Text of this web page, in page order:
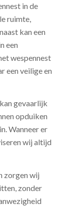
in de
ruimte,
kan een
een
wespennest
een veilige en
gevaarlijk
opduiken
Wanneer er
wij altijd
zorgen wij
zonder